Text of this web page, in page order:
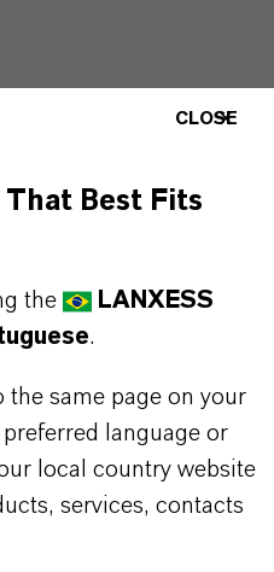
CLOSE
Best Fits
the
LANXESS
.
the same page on your
language or
local country website
services, contacts